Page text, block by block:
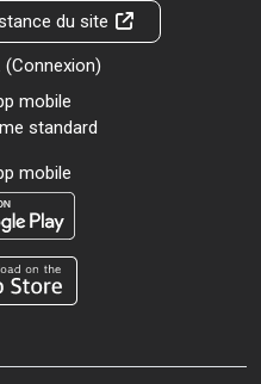
du site
(Connexion)
mobile
standard
mobile